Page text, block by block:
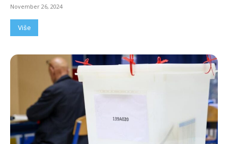
November 26, 2024
Više